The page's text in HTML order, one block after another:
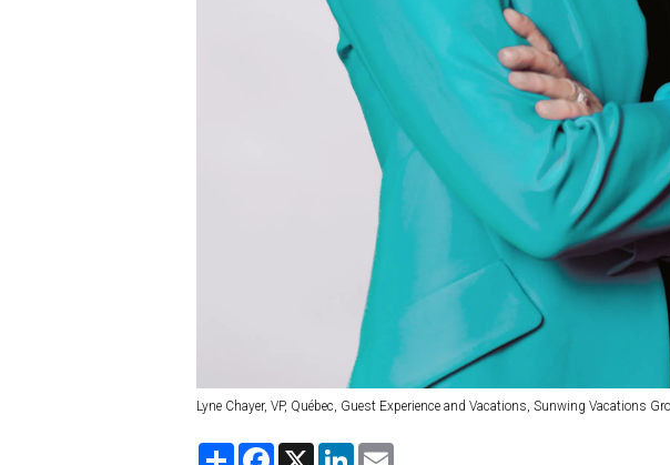
Lyne Chayer, VP, Québec, Guest Experience and Vacations, Sunwing Vacations
S
F
X
L